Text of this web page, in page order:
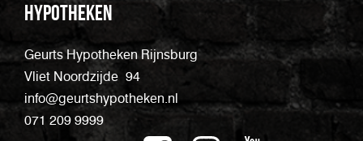
Hypotheken
Geurts Hypotheken Rijnsburg
Vliet Noordzijde 94
info@geurtshypotheken.nl
071 209 9999